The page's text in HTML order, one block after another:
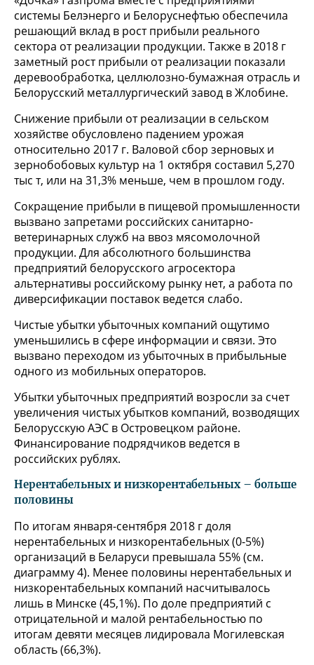
системы Белэнерго и Белоруснефтью обеспечила
решающий вклад в рост прибыли реального
сектора от реализации продукции. Также в 2018 г
заметный рост прибыли от реализации показали
деревообработка, целлюлозно-бумажная отрасль и
Белорусский металлургический завод в Жлобине.
Снижение прибыли от реализации в сельском
хозяйстве обусловлено падением урожая
относительно 2017 г. Валовой сбор зерновых и
зернобобовых культур на 1 октября составил 5,270
тыс т, или на 31,3% меньше, чем в прошлом году.
Сокращение прибыли в пищевой промышленности
вызвано запретами российских санитарно-
ветеринарных служб на ввоз мясомолочной
продукции. Для абсолютного большинства
предприятий белорусского агросектора
альтернативы российскому рынку нет, а работа по
диверсификации поставок ведется слабо.
Чистые убытки убыточных компаний ощутимо
уменьшились в сфере информации и связи. Это
вызвано переходом из убыточных в прибыльные
одного из мобильных операторов.
Убытки убыточных предприятий возросли за счет
увеличения чистых убытков компаний, возводящих
Белорусскую АЭС в Островецком районе.
Финансирование подрядчиков ведется в
российских рублях.
Нерентабельных и низкорентабельных – больше
половины
По итогам января-сентября 2018 г доля
нерентабельных и низкорентабельных (0-5%)
организаций в Беларуси превышала 55% (см.
диаграмму 4). Менее половины нерентабельных и
низкорентабельных компаний насчитывалось
лишь в Минске (45,1%). По доле предприятий с
отрицательной и малой рентабельностью по
итогам девяти месяцев лидировала Могилевская
область (66,3%).